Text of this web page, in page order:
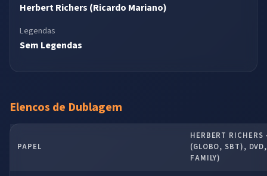
Herbert Richers (Ricardo Mariano)
Legendas
Sem Legendas
Elencos de Dublagem
PAPEL
HERBERT RICHERS
(GLOBO, SBT),
FAMILY)